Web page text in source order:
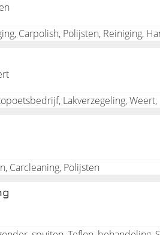
Carpolish, Polijsten, Reiniging,
Carcleaning, Polijsten